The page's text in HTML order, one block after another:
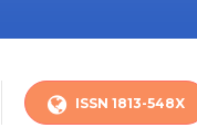
ISSN 1813-548X